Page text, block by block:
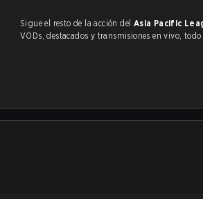
Sigue el resto de la acción del Asia Pacific
VODs, destacados y transmisiones en vivo, todo